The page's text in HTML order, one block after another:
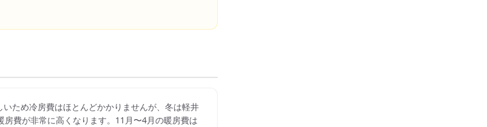
ため冷房費はほとんどかかりませんが、冬は軽井
費が非常に高くなります。11月〜4月の暖房費は